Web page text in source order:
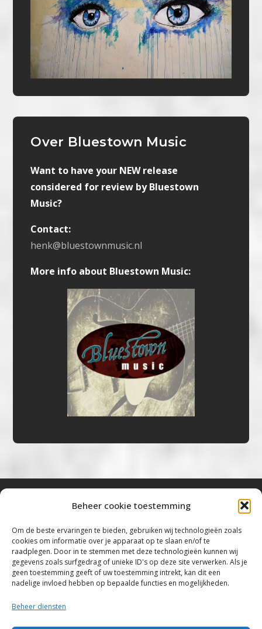
Beheer cookie toestemming
Om de beste ervaringen te bieden, gebruiken wij technologieën zoals
cookies om informatie over je apparaat op te slaan en/of te
raadplegen. Door in te stemmen met deze technologieën kunnen wij
gegevens zoals surfgedrag of unieke ID's op deze site verwerken. Als je
geen toestemming geeft of uw toestemming intrekt, kan dit een
nadelige invloed hebben op bepaalde functies en mogelijkheden.
Beheer diensten
Over Bluestown Music
Want to have your NEW release
considered for review by Bluestown
Music?
Contact:
henk@bluestownmusic.nl
More info about Bluestown Music:
“Voor de mooiste Blues, Rock, Roots &
Americana”
Copyright 2019 – 2026 Bluestown Music – All